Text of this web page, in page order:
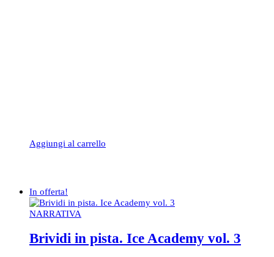
Aggiungi al carrello
In offerta!
NARRATIVA
Brividi in pista. Ice Academy vol. 3